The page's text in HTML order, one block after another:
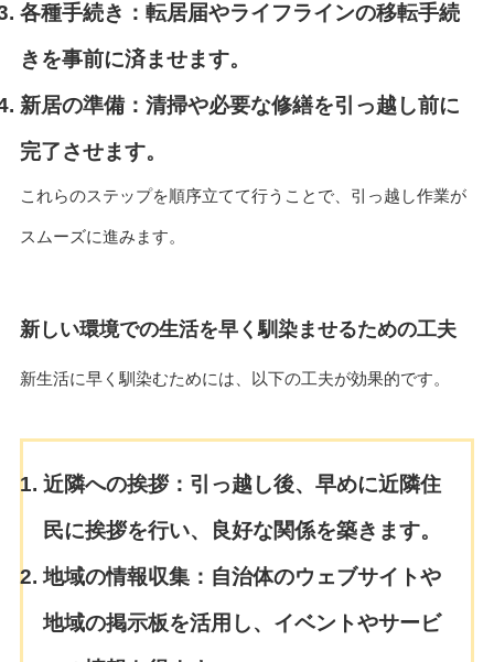
各種手続き： 転居届やライフラインの移転手続
きを事前に済ませます。
新居の準備： 清掃や必要な修繕を引っ越し前に
完了させます。
これらのステップを順序立てて行うことで、引っ越し作業が
スムーズに進みます。
新しい環境での生活を早く馴染ませるための工夫
新生活に早く馴染むためには、以下の工夫が効果的です。
近隣への挨拶： 引っ越し後、早めに近隣住
民に挨拶を行い、良好な関係を築きます。
地域の情報収集： 自治体のウェブサイトや
地域の掲示板を活用し、イベントやサービ